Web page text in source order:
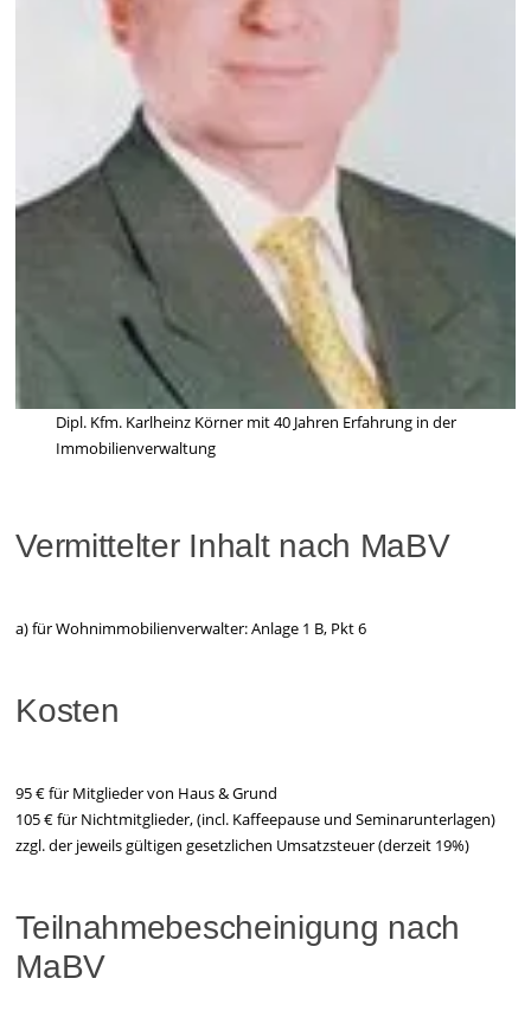
Dipl. Kfm. Karlheinz Körner mit 40 Jahren Erfahrung in der
Immobilienverwaltung
Vermittelter Inhalt nach MaBV
a) für Wohnimmobilienverwalter: Anlage 1 B, Pkt 6
Kosten
95 € für Mitglieder von Haus & Grund
105 € für Nichtmitglieder, (incl. Kaffeepause und Seminarunterlagen)
zzgl. der jeweils gültigen gesetzlichen Umsatzsteuer (derzeit 19%)
Teilnahmebescheinigung nach
MaBV